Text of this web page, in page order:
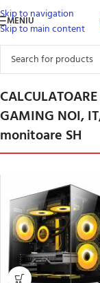
Skip to navigation
Skip to main content
MENIU
GAMING NOI,
monitoare SH